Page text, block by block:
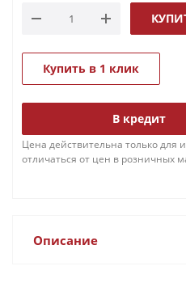
Купить в 1 клик
В кредит
Цена действительна только для
отличаться от цен в розничных
Описание